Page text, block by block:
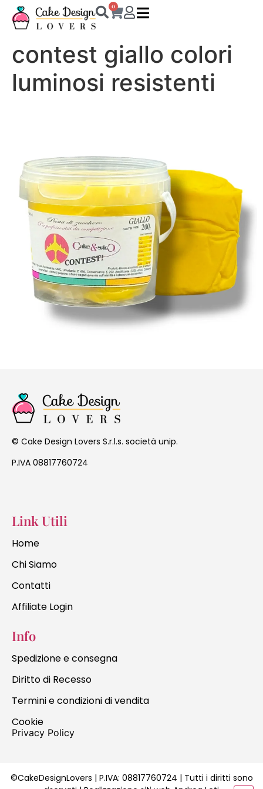
0
contest giallo colori
luminosi resistenti
© Cake Design Lovers S.r.l.s. società unip.
P.IVA 08817760724
Link Utili
Home
Chi Siamo
Contatti
Affiliate Login
Info
Spedizione e consegna
Diritto di Recesso
Termini e condizioni di vendita
Cookie
Privacy Policy
©CakeDesignLovers | P.IVA: 08817760724 | Tutti i diritti sono